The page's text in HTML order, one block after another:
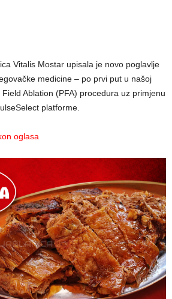
Vitalis Mostar upisala je novo poglavlje
medicine – po prvi put u našoj
Ablation (PFA) procedura uz primjenu
platforme.
oglasa